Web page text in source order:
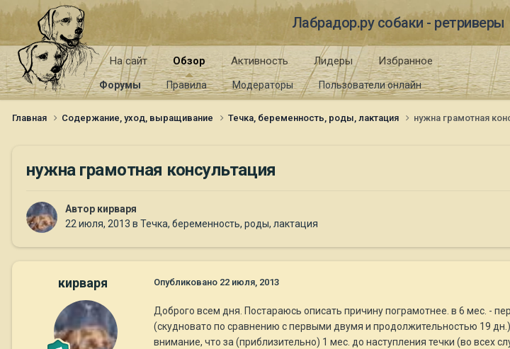
Лабрадор.ру собаки - ретриверы
На сайт Обзор
Форумы Правила Модераторы Пользователи онлайн
Активность Лидеры Избранное
Главная Содержание, уход, выращивание Течка, беременность, роды, лактация нужна грамотная
нужна грамотная консультация
Автор кирваря
22 июля, 2013 в Течка, беременность, роды, лактация
кирваря Опубликовано 22 июля, 2013
Доброго всем дня. Постараюсь описать причину пограмотнее. в 6 мес. -
(скудновато по сравнению с первыми двумя и продолжительностью 19
внимание, что за (приблизительно) 1 мес. до наступления течки (во всех